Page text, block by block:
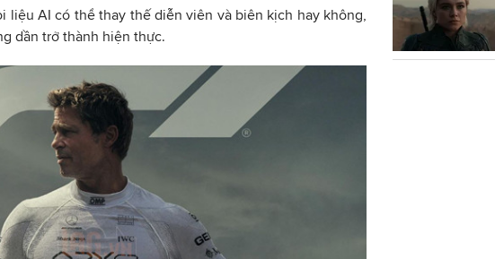
liệu AI có thể thay thế diễn viên và biên kịch hay không,
dần trở thành hiện thực.